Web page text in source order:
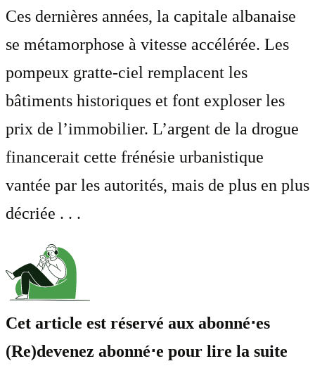
Ces dernières années, la capitale albanaise
se métamorphose à vitesse accélérée. Les
pompeux gratte-ciel remplacent les
bâtiments historiques et font exploser les
prix de l’immobilier. L’argent de la drogue
financerait cette frénésie urbanistique
vantée par les autorités, mais de plus en plus
décriée . . .
Cet article est réservé aux abonné⋅es
(Re)devenez abonné⋅e pour lire la suite